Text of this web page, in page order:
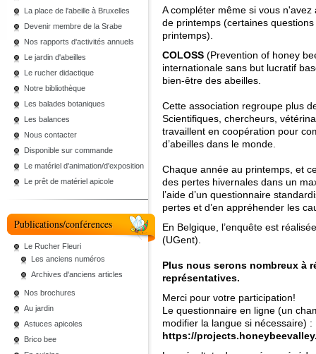
La place de l'abeille à Bruxelles
Devenir membre de la Srabe
Nos rapports d'activités annuels
Le jardin d'abeilles
Le rucher didactique
Notre bibliothèque
Les balades botaniques
Les balances
Nous contacter
Disponible sur commande
Le matériel d'animation/d'exposition
Le prêt de matériel apicole
Publications/conférences
Le Rucher Fleuri
Les anciens numéros
Archives d'anciens articles
Nos brochures
Au jardin
Astuces apicoles
Brico bee
A compléter même si vous
de printemps (certaines
printemps).
COLOSS (Prevention of honey
internationale sans but lucratif
bien-être des abeilles.
Cette association regroupe plus
Scientifiques, chercheurs,
travaillent en coopération pour
d’abeilles dans le monde.
Chaque année au printemps, et
des pertes hivernales dans un
l’aide d’un questionnaire
pertes et d’en appréhender les
En Belgique, l’enquête est
(UGent).
Plus nous serons nombreux à
représentatives.
Merci pour votre participation!
Le questionnaire en ligne (un
modifier la langue si nécessaire) :
https://